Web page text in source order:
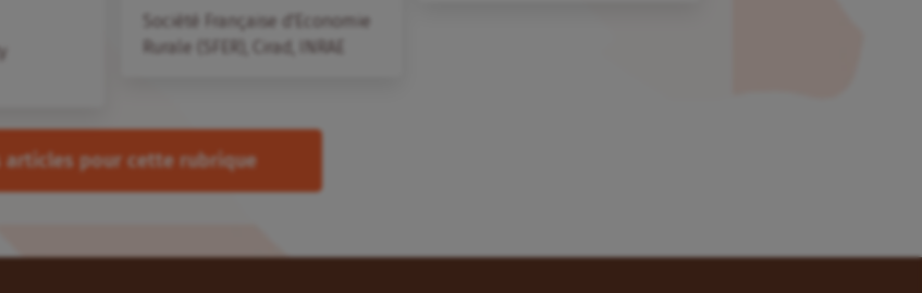
Société Française d'Economie
Rurale (SFER)
Cirad INRAE
articles pour cette rubrique